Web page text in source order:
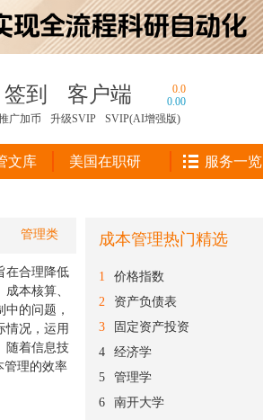
签到 客户端
0.0
0.00
广加币
升级SVIP SVIP(AI增强版)
文库 美国在职研 服务一览
管理类
在合理降低
本核算、
的问题，
情况，运用
随着信息技
管理的效率
成本管理热门精选
1
价格指数
2
资产负债表
3
固定资产投资
4
经济学
5
管理学
6
南开大学